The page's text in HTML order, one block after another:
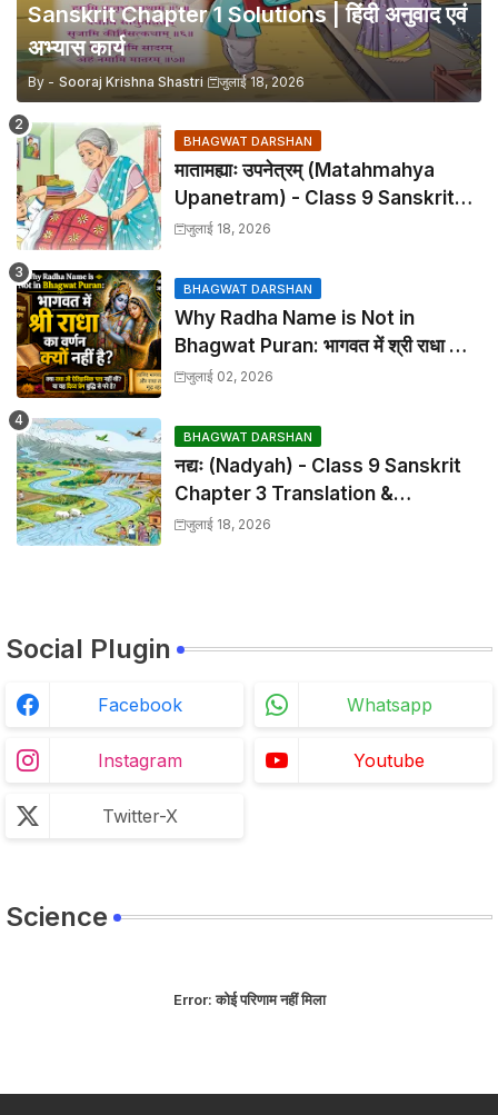
Sanskrit Chapter 1 Solutions | हिंदी अनुवाद एवं
अभ्यास कार्य
By - Sooraj Krishna Shastri जुलाई 18, 2026
BHAGWAT DARSHAN
मातामह्याः उपनेत्रम् (Matahmahya
Upanetram) - Class 9 Sanskrit
Chapter 2 Translation &
जुलाई 18, 2026
BHAGWAT DARSHAN
Why Radha Name is Not in
Bhagwat Puran: भागवत में श्री राधा का
वर्णन क्यों नहीं है?
जुलाई 02, 2026
BHAGWAT DARSHAN
नद्यः (Nadyah) - Class 9 Sanskrit
Chapter 3 Translation &
Solutions
जुलाई 18, 2026
Social Plugin
Facebook Whatsapp
Instagram Youtube
Twitter-X
Science
Error:कोई परिणाम नहीं मिला